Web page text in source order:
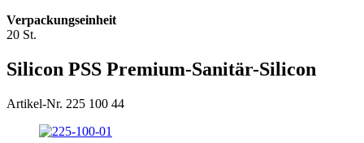
Verpackungseinheit
20 St.
Silicon PSS Premium-Sanitär-Silicon
Artikel-Nr. 225 100 44